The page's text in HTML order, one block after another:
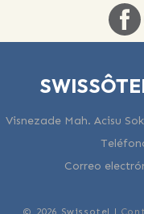
Visnezade Mah. Acisu
Correo
© 2026 Swissotel |